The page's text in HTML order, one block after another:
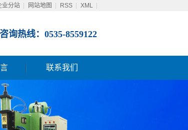
业分站 网站地图 RSS XML
咨询热线：0535-8559122
联系我们